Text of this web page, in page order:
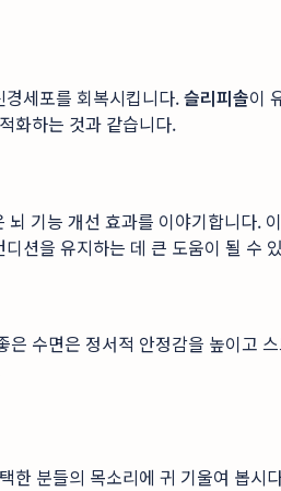
세포를 회복시킵니다.슬리피솔이
화하는 것과 같습니다.
기능 개선 효과를 이야기합니다.
션을 유지하는 데 큰 도움이 될 수
수면은 정서적 안정감을 높이고
한 분들의 목소리에 귀 기울여 봅시